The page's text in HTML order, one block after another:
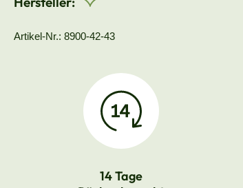
Artikel-Nr.: 8900-42-43
14 Tage